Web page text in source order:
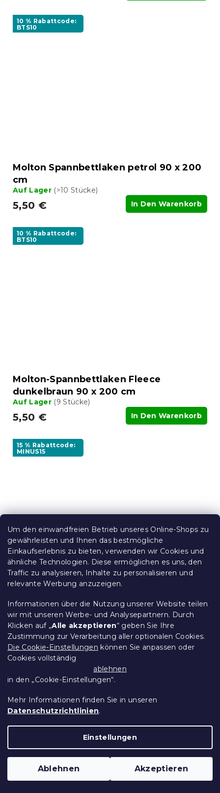
Um den einwandfreien Betrieb unseres Online-Shops zu
gewährleisten und Ihnen das bestmögliche
Einkaufserlebnis zu bieten, verwenden wir Cookies und
ähnliche Technologien. Diese ermöglichen es uns, den
Traffic zu analysieren, Inhalte zu personalisieren und
relevante Werbung anzuzeigen.
Informationen über die Nutzung unserer Website teilen
wir mit unseren Werbe- und Analysepartnern. Durch
Klicken auf „Alle akzeptieren“ geben Sie Ihre
Zustimmung zur Verarbeitung aller optionalen Cookies.
Die Cookie-Einstellungen können Sie anpassen oder
Cookies vollständig
ablehnen
in den „Cookie-Einstellungen“.
Mehr Informationen finden Sie in unseren
Datenschutzrichtlinien.
Einstellungen
Ablehnen Akzeptieren
10 % Rabattcode:
BTS10
Molton Spannbettlaken petrol 90 x 200
cm
Auf Lager (>10 Stücke)
5,50 € In Den Warenkorb
10 % Rabattcode:
BTS10
Molton-Spannbettlaken Fleece
dunkelbraun 90 x 200 cm
Auf Lager (9 Stücke)
5,50 € In Den Warenkorb
15 % Rabattcode:
MINUS15
cremefarben 90 x 200 cm
Auf Lager(>10 Stücke)
8,60 € In Den Warenkorb
15 % Rabattcode: